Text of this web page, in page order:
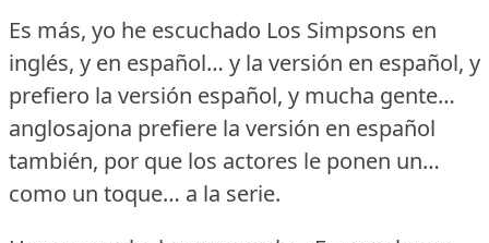
Es más, yo he escuchado Los Simpsons en
inglés, y en español… y la versión en español, y
prefiero la versión español, y mucha gente…
anglosajona prefiere la versión en español
también, por que los actores le ponen un…
como un toque… a la serie.